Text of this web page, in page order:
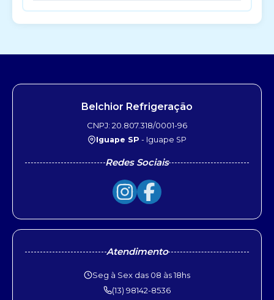
Belchior Refrigeração
CNPJ: 20.807.318/0001-96
Iguape SP - Iguape SP
Redes Sociais
Atendimento
Seg à Sex das 08 às 18hs
(13) 98142-8536